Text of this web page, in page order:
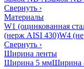
Свернуть ›
Материалы
W1 (оцинкованная
(нерж AISI 430)W4
Свернуть ›
Ширина ленты
Ширина 5 ммШирина